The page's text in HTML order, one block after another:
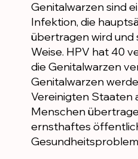
Genitalwarzen sind
Infektion, die
übertragen wird und
Weise. HPV hat 40
die Genitalwarzen
Genitalwarzen
Vereinigten Staaten
Menschen
ernsthaftes